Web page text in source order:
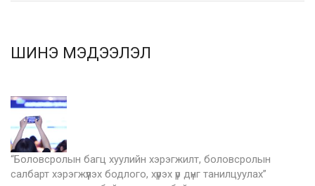
ШИНЭ МЭДЭЭЛЭЛ
“Боловсролын багц хуулийн хэрэгжилт, боловсролын
салбарт хэрэгжүүлэх бодлого, хүрэх үр дүнг танилцуулах”